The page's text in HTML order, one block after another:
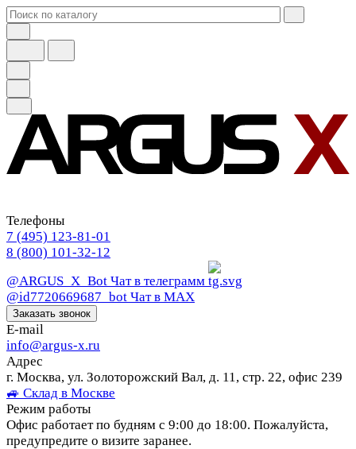
Телефоны
7 (495) 123-81-01
8 (800) 101-32-12
@ARGUS_X_Bot Чат в телеграмм
@id7720669687_bot Чат в МАХ
Заказать звонок
E-mail
info@argus-x.ru
Адрес
г. Москва, ул. Золоторожский Вал, д. 11, стр. 22, офис 239
🚙 Склад в Москве
Режим работы
Офис работает по будням с 9:00 до 18:00. Пожалуйста,
предупредите о визите заранее.